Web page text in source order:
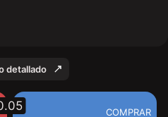
detallado
COMPRAR